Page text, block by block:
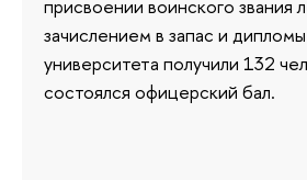
присвоении воинского звания
зачислением в запас и
университета получили 132
состоялся офицерский бал.